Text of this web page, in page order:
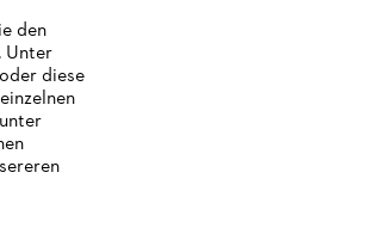
den
Unter
diese